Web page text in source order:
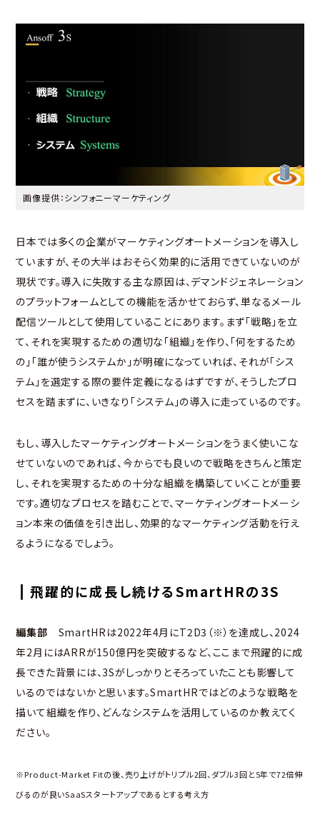
画像提供：シンフォニーマーケティング
日本では多くの企業がマーケティングオートメーションを導入し
ていますが、その大半はおそらく効果的に活用できていないのが
現状です。導入に失敗する主な原因は、デマンドジェネレーション
のプラットフォームとしての機能を活かせておらず、単なるメール
配信ツールとして使用していることにあります。まず「戦略」を立
て、それを実現するための適切な「組織」を作り、「何をするため
の」「誰が使うシステムか」が明確になっていれば、それが「シス
テム」を選定する際の要件定義になるはずですが、そうしたプロ
セスを踏まずに、いきなり「システム」の導入に走っているのです。
もし、導入したマーケティングオートメーションをうまく使いこな
せていないのであれば、今からでも良いので戦略をきちんと策定
し、それを実現するための十分な組織を構築していくことが重要
です。適切なプロセスを踏むことで、マーケティングオートメーシ
ョン本来の価値を引き出し、効果的なマーケティング活動を行え
るようになるでしょう。
飛躍的に成長し続けるSmartHRの3S
編集部 SmartHRは2022年4月にT2D3（※）を達成し、2024
年2月にはARRが150億円を突破するなど、ここまで飛躍的に成
長できた背景には、3Sがしっかりとそろっていたことも影響して
いるのではないかと思います。SmartHRではどのような戦略を
描いて組織を作り、どんなシステムを活用しているのか教えてく
ださい。
※Product-Market Fitの後、売り上げがトリプル2回、ダブル3回と5年で72倍伸
びるのが良いSaaSスタートアップであるとする考え方